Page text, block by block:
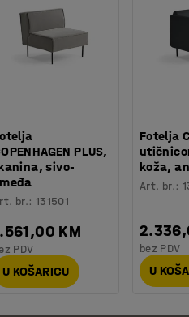
PLUS,
sivo-
br.: 131501
KM
PDV
U KOŠARICU
Fotelja
koža,
Art. br.:
bez PDV
U